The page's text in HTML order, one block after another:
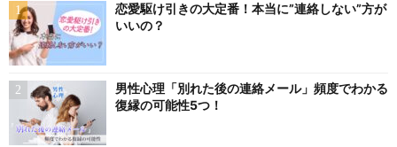
恋愛駆け引きの大定番！本当に”連絡しない”方が
いいの？
男性心理「別れた後の連絡メール」頻度でわかる
復縁の可能性5つ！